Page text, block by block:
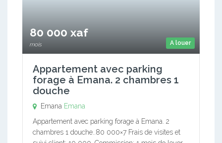
A louer
80 000 xaf
mois
Appartement avec parking
forage à Emana. 2 chambres 1
douche
Emana Emana
Appartement avec parking forage à Emana. 2
chambres 1 douche..80 000×7 Frais de visites et